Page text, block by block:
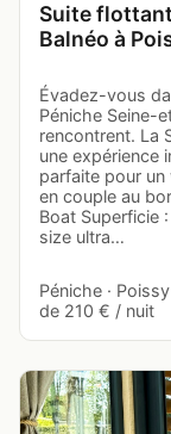
Suite
Balnéo à
Évadez-vous
Péniche Seine-
rencontrent. La
une expérience
parfaite pour
en couple au
Boat Superficie
size ultra…
Péniche ·
de 210 € / nuit